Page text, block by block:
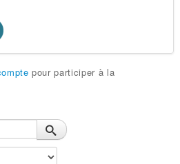
pour participer à la